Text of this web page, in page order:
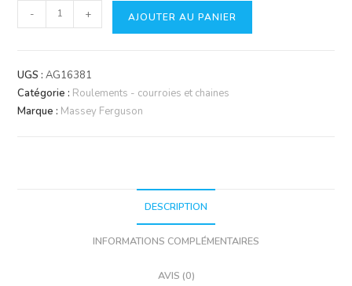
quantité
de
AVX10x1195
- + AJOUTER AU PANIER
UGS :AG16381
Catégorie : Roulements - courroies et chaines
Marque : Massey Ferguson
DESCRIPTION
INFORMATIONS COMPLÉMENTAIRES
AVIS (0)